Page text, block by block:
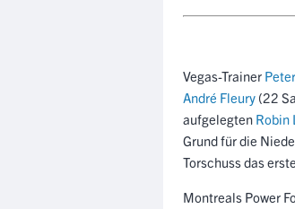
Vegas-Trainer
André Fleury (22
aufgelegten Robin
Grund für die
Torschuss das
Montreals Power